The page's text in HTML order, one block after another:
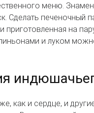
меню.
Сделать печеночный
приготовленная на
и луком
как и сердце, и